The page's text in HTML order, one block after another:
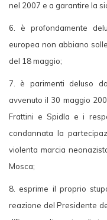
nel 2007 e a garantire la
6. è profondamente
europea non abbiano
del 18 maggio;
7. è parimenti deluso
avvenuto il 30 maggio
Frattini e Spidla e i
condannata la
violenta marcia
Mosca;
8. esprime il proprio
reazione del Presidente